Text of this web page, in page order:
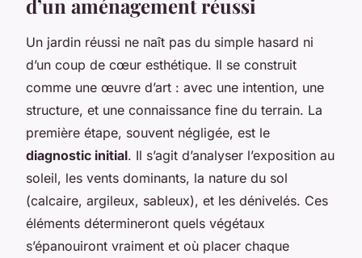
d’un aménagement réussi
Un jardin réussi ne naît pas du simple hasard ni
d’un coup de cœur esthétique. Il se construit
comme une œuvre d’art : avec une intention, une
structure, et une connaissance fine du terrain. La
première étape, souvent négligée, est le
diagnostic initial. Il s’agit d’analyser l’exposition au
soleil, les vents dominants, la nature du sol
(calcaire, argileux, sableux), et les dénivelés. Ces
éléments détermineront quels végétaux
s’épanouiront vraiment et où placer chaque